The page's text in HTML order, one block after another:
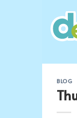
content
BLOG